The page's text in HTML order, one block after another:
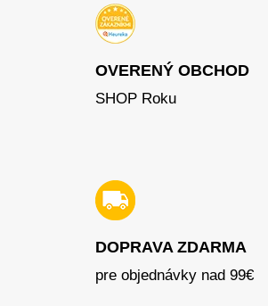
OVERENÝ OBCHOD
SHOP Roku
DOPRAVA ZDARMA
pre objednávky nad 99€